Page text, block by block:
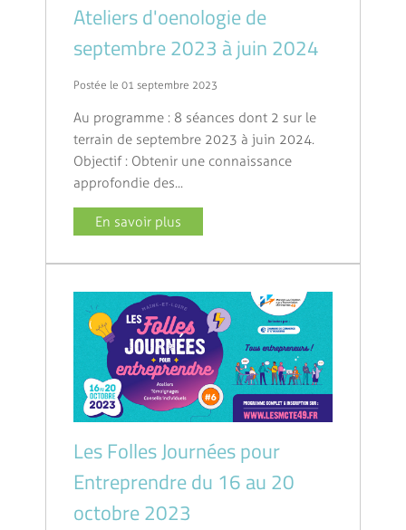
Ateliers d'oenologie de
septembre 2023 à juin 2024
Postée le 01 septembre 2023
Au programme : 8 séances dont 2 sur le
terrain de septembre 2023 à juin 2024.
Objectif : Obtenir une connaissance
approfondie des...
En savoir plus
Les Folles Journées pour
Entreprendre du 16 au 20
octobre 2023